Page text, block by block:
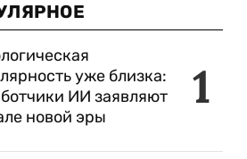
1
уже близка:
ИИ заявляют
новой эры